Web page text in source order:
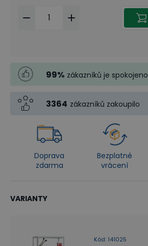
99% zákazníků je spokojeno
3364 zákazníků zakoupilo
Doprava
zdarma
Bezplatné
vrácení
VARIANTY
Kód: 141025